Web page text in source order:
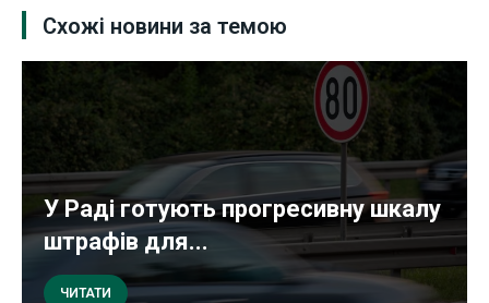
Схожі новини за темою
У Раді готують прогресивну шкалу
штрафів для...
ЧИТАТИ